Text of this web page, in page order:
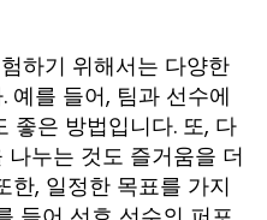
하기 위해서는 다양한
예를 들어, 팀과 선수에
좋은 방법입니다. 또, 다
누는 것도 즐거움을 더
한, 일정한 목표를 가지